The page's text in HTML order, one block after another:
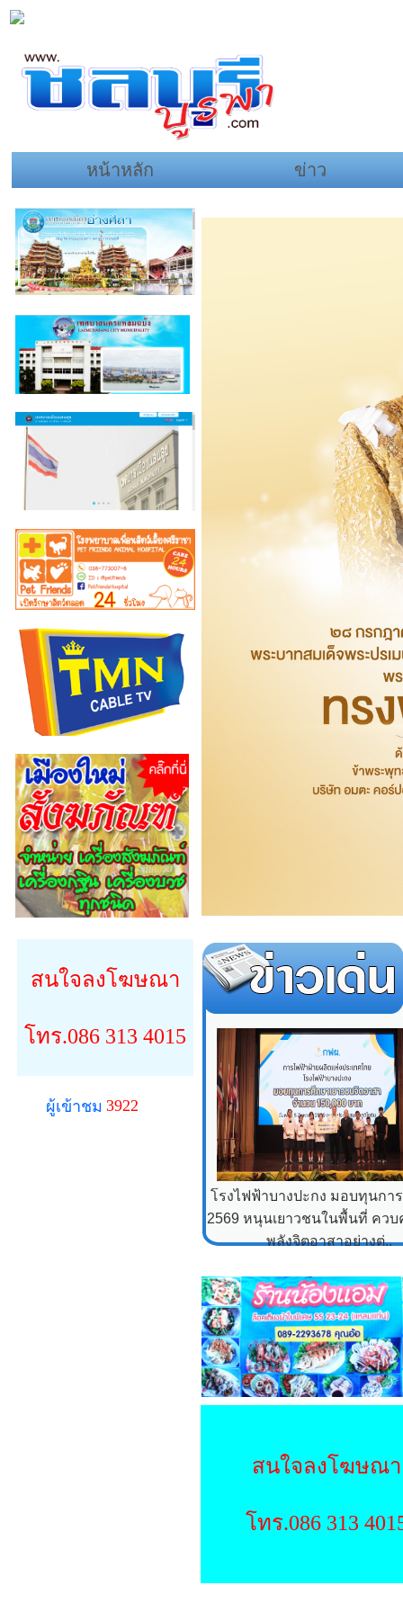
หน้าหลัก ข่าว
สนใจลงโฆษณา
โทร.086 313 4015
ผู้เข้าชม 3922
โรงไฟฟ้าบางปะกง มอบทุนกา
2569 หนุนเยาวชนในพื้นที่ ควบ
พลังจิตอาสาอย่างต่..
สนใจลงโฆษณา
โทร.086 313